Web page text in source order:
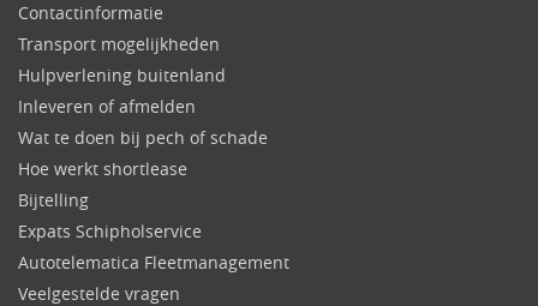
Contactinformatie
Transport mogelijkheden
Hulpverlening buitenland
Inleveren of afmelden
Wat te doen bij pech of schade
Hoe werkt shortlease
Bijtelling
Expats Schipholservice
Autotelematica Fleetmanagement
Veelgestelde vragen